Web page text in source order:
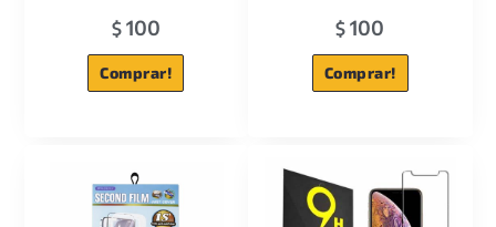
$100
Comprar!
$ 100
Comprar!